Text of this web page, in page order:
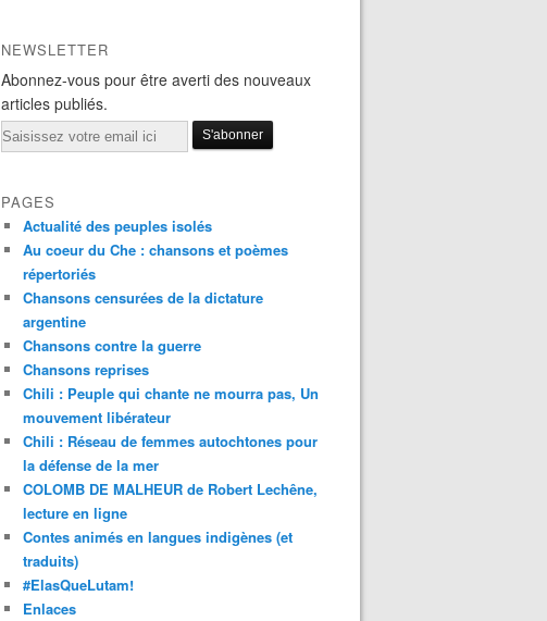
NEWSLETTER
Abonnez-vous pour être averti des nouveaux
articles publiés.
Email
PAGES
Actualité des peuples isolés
Au coeur du Che : chansons et poèmes
répertoriés
Chansons censurées de la dictature
argentine
Chansons contre la guerre
Chansons reprises
Chili : Peuple qui chante ne mourra pas, Un
mouvement libérateur
Chili : Réseau de femmes autochtones pour
la défense de la mer
COLOMB DE MALHEUR de Robert Lechêne,
lecture en ligne
Contes animés en langues indigènes (et
traduits)
#ElasQueLutam!
Enlaces